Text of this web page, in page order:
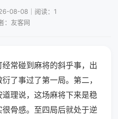
08-08｜阅读：1
：友客网
常碰到麻将的斜乎事，出
了事过了第一局。第二，
理说，这场麻将下来是稳
骨感。至四局后就处于逆